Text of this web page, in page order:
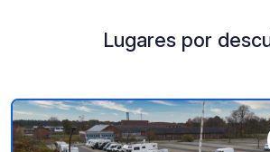
Lugares por